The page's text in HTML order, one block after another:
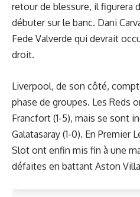
retour de blessure, il figurera
débuter sur le banc. Dani
Fede Valverde qui devrait
droit.
Liverpool, de son côté,
phase de groupes. Les Reds
Francfort (1-5), mais se sont
Galatasaray (1-0). En Premier
Slot ont enfin mis fin à une
défaites en battant Aston